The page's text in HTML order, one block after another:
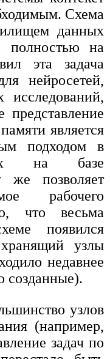
Схема
данных
полностью на
эта задача
нейросетей,
исследований,
является
подходом в
на базе
позволяет
рабочего
что весьма
появился
узлы
недавнее
созданные).
узлов
(например,
задач по